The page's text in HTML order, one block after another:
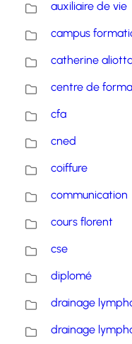
auxiliaire de vie
campus
catherine
centre de
cfa
cned
coiffure
communication
cours florent
cse
diplomé
drainage
drainage